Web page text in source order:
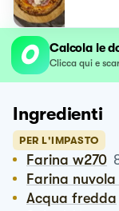
Calcola le
Clicca qui e
Ingredienti
PER L'IMPASTO
Farina w270
Farina
Acqua fredda